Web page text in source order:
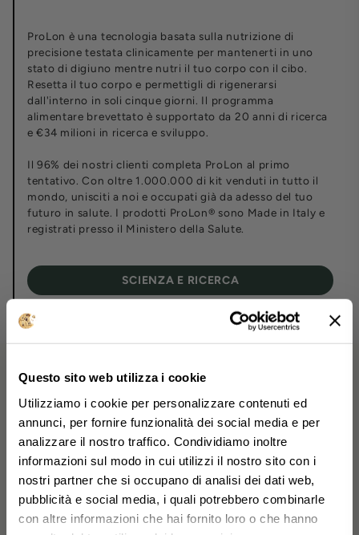
Questo sito web utilizza i cookie
Utilizziamo i cookie per personalizzare contenuti ed
annunci, per fornire funzionalità dei social media e per
analizzare il nostro traffico. Condividiamo inoltre
informazioni sul modo in cui utilizzi il nostro sito con i
nostri partner che si occupano di analisi dei dati web,
pubblicità e social media, i quali potrebbero combinarle
con altre informazioni che hai fornito loro o che hanno
ProLon è una tecnologia basata sulla nutrizione di
precisione testata clinicamente per mantenerti in uno
stato di digiuno mentre nutri il tuo corpo con il cibo.
Resetta il tuo corpo e permettigli di rigenerarsi
dall'interno in soli cinque giorni. Il programma
alimentare brevettato è supportato da 20 anni di ricerca
e €34 milioni in ricerca e sviluppo.
Il 96% dei nostri clienti completa ProLon al primo
tentativo. Con oltre 1.000.000 di kit venduti in tutto il
mondo, unisciti a noi e occupati già da adesso del tuo
futuro in salute. I prodotti ProLon® sono Made in Italy e
registrati presso il Ministero della Salute.
SCIENZA E RICERCA
Supportato da oltre 25
anni di ricerca
sottoposte a rigorosi test indipendenti da parte di
alcune delle istituzioni e dei centri medici più prestigiosi
al mondo. Queste collaborazioni, che rappresentano il
Ad agosto, finalmente, hai
tempo per te
Approfitta subito della nostra promozione:
fino al23 agostoha il25% di scontosu
tutto.
In più, su unordine minimo di 99€riceviL-